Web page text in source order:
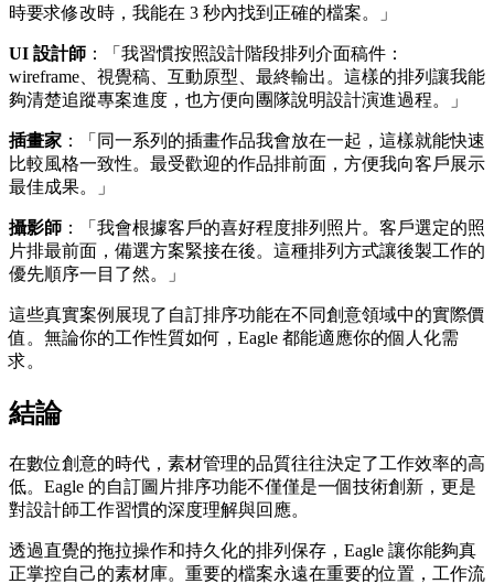
時要求修改時，我能在 3 秒內找到正確的檔案。」
UI 設計師 ：「我習慣按照設計階段排列介面稿件：
wireframe、視覺稿、互動原型、最終輸出。這樣的排列讓我能
夠清楚追蹤專案進度，也方便向團隊說明設計演進過程。」
插畫家 ：「同一系列的插畫作品我會放在一起，這樣就能快速
比較風格一致性。最受歡迎的作品排前面，方便我向客戶展示
最佳成果。」
攝影師 ：「我會根據客戶的喜好程度排列照片。客戶選定的照
片排最前面，備選方案緊接在後。這種排列方式讓後製工作的
優先順序一目了然。」
這些真實案例展現了自訂排序功能在不同創意領域中的實際價
值。無論你的工作性質如何，Eagle 都能適應你的個人化需
求。
結論
在數位創意的時代，素材管理的品質往往決定了工作效率的高
低。Eagle 的自訂圖片排序功能不僅僅是一個技術創新，更是
對設計師工作習慣的深度理解與回應。
透過直覺的拖拉操作和持久化的排列保存，Eagle 讓你能夠真
正掌控自己的素材庫。重要的檔案永遠在重要的位置，工作流